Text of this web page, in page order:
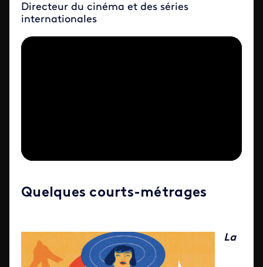
Directeur du cinéma et des séries
internationales
Quelques courts-métrages
La